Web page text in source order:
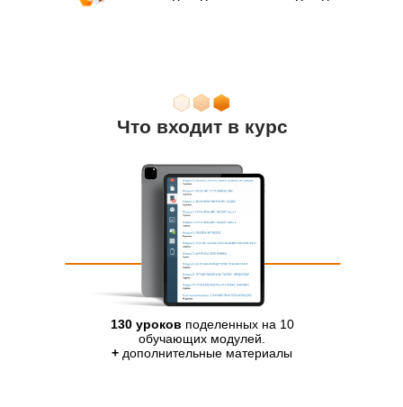
Что входит в курс
130 уроков поделенных на 10
обучающих модулей.
+ дополнительные материалы